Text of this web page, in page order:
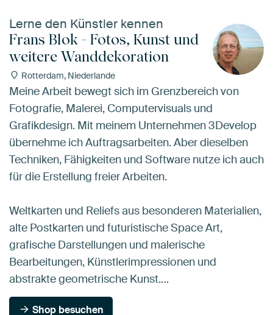
Lerne den Künstler kennen
Frans Blok - Fotos, Kunst und
weitere Wanddekoration
Rotterdam, Niederlande
Meine Arbeit bewegt sich im Grenzbereich von
Fotografie, Malerei, Computervisuals und
Grafikdesign. Mit meinem Unternehmen 3Develop
übernehme ich Auftragsarbeiten. Aber dieselben
Techniken, Fähigkeiten und Software nutze ich auch
für die Erstellung freier Arbeiten.
Weltkarten und Reliefs aus besonderen Materialien,
alte Postkarten und futuristische Space Art,
grafische Darstellungen und malerische
Bearbeitungen, Künstlerimpressionen und
abstrakte geometrische Kunst.…
Shop besuchen